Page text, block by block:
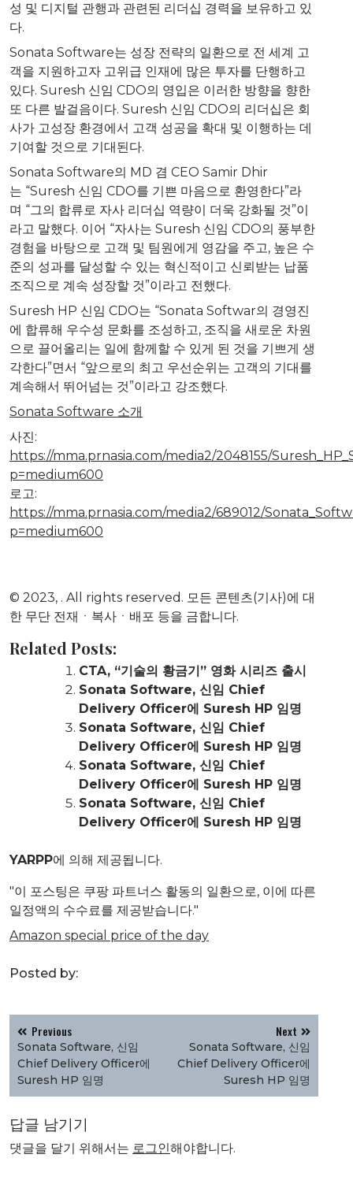
성 및 디지털 관행과 관련된 리더십 경력을 보유하고 있
다.
Sonata Software는 성장 전략의 일환으로 전 세계 고
객을 지원하고자 고위급 인재에 많은 투자를 단행하고
있다. Suresh 신임 CDO의 영입은 이러한 방향을 향한
또 다른 발걸음이다. Suresh 신임 CDO의 리더십은 회
사가 고성장 환경에서 고객 성공을 확대 및 이행하는 데
기여할 것으로 기대된다.
Sonata Software의 MD 겸 CEO Samir Dhir
는 “Suresh 신임 CDO를 기쁜 마음으로 환영한다”라
며 “그의 합류로 자사 리더십 역량이 더욱 강화될 것”이
라고 말했다. 이어 “자사는 Suresh 신임 CDO의 풍부한
경험을 바탕으로 고객 및 팀원에게 영감을 주고, 높은 수
준의 성과를 달성할 수 있는 혁신적이고 신뢰받는 납품
조직으로 계속 성장할 것”이라고 전했다.
Suresh HP 신임 CDO는 “Sonata Softwar의 경영진
에 합류해 우수성 문화를 조성하고, 조직을 새로운 차원
으로 끌어올리는 일에 함께할 수 있게 된 것을 기쁘게 생
각한다”면서 “앞으로의 최고 우선순위는 고객의 기대를
계속해서 뛰어넘는 것”이라고 강조했다.
Sonata Software 소개
사진:
https://mma.prnasia.com/media2/2048155/
p=medium600
로고:
https://mma.prnasia.com/media2/689012/
p=medium600
© 2023, . All rights reserved. 모든 콘텐츠(기사)에 대
한 무단 전재ㆍ복사ㆍ배포 등을 금합니다.
Related Posts:
CTA, “기술의 황금기” 영화 시리즈 출시
Sonata Software, 신임 Chief
Delivery Officer에 Suresh HP 임명
Sonata Software, 신임 Chief
Delivery Officer에 Suresh HP 임명
Sonata Software, 신임 Chief
Delivery Officer에 Suresh HP 임명
Sonata Software, 신임 Chief
Delivery Officer에 Suresh HP 임명
YARPP에 의해 제공됩니다.
"이 포스팅은 쿠팡 파트너스 활동의 일환으로, 이에 따른
일정액의 수수료를 제공받습니다."
Amazon special price of the day
Posted by:
글
탐
색
Previous
Sonata Software, 신임
Chief Delivery Officer에
Suresh HP 임명
Next
Sonata Software, 신임
Chief Delivery Officer에
Suresh HP 임명
답글 남기기
댓글을 달기 위해서는 로그인해야합니다.